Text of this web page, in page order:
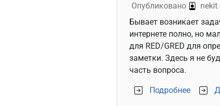
Опубликовано nekit
Бывает возникает
интернете полно, но
для RED/GRED для
заметки. Здесь я не
часть вопроса.
Подробнеео